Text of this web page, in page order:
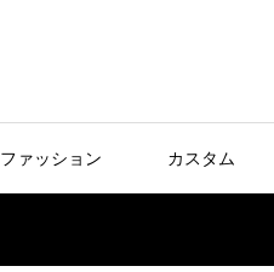
ファッション カスタム